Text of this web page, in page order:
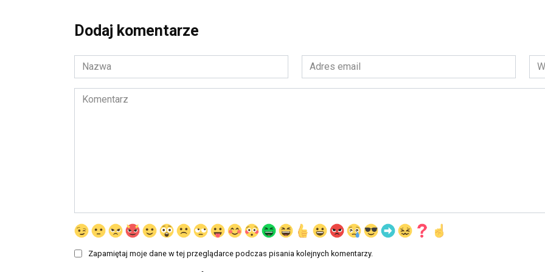
Dodaj komentarze
Nazwa
*
Adres
email
*
Komentarz
Zapamiętaj moje dane w tej przeglądarce podczas pisania kolejnych komentarzy.